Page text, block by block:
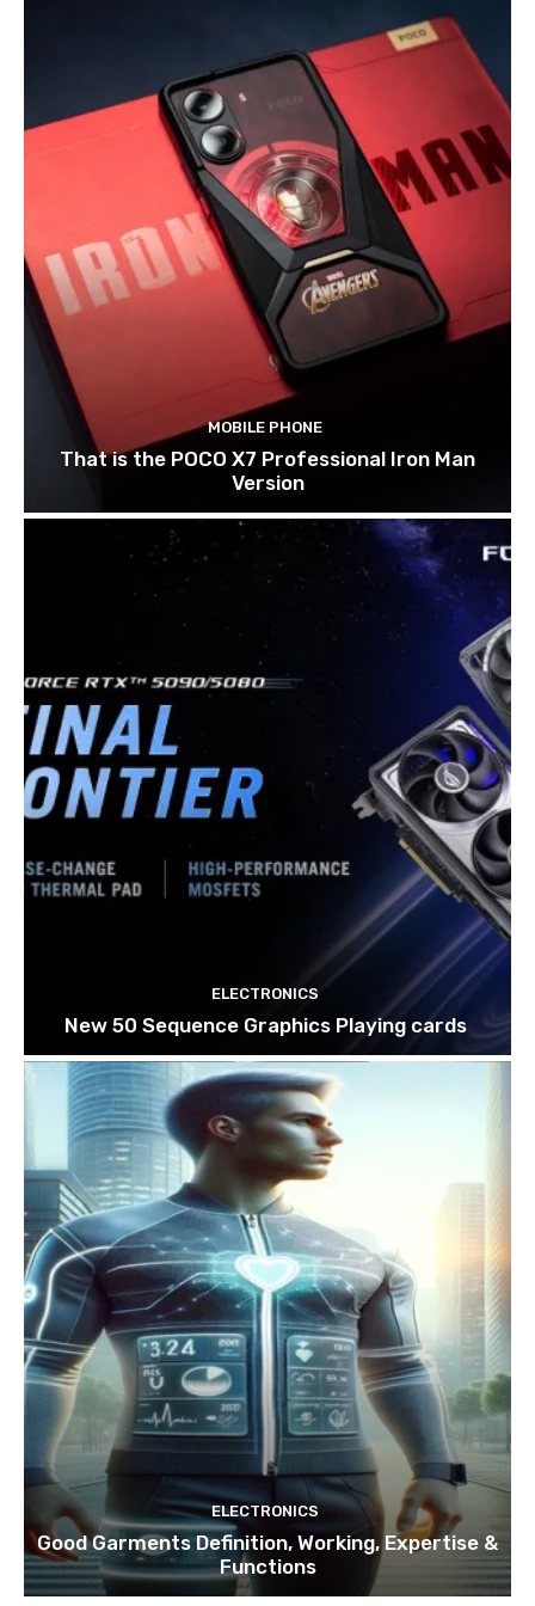
MOBILE PHONE
That is the POCO X7 Professional Iron Man
Version
ELECTRONICS
New 50 Sequence Graphics Playing cards
ELECTRONICS
Good Garments Definition, Working, Expertise &
Functions